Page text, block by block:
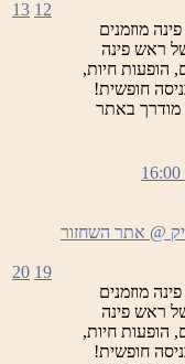
מוזמנים
ראש פינה
הופעות חיות,
חופשית!
יצא סיור מודרך באתר
12
13
16:00
מוזמנים
ראש פינה
הופעות חיות,
חופשית!
19
20